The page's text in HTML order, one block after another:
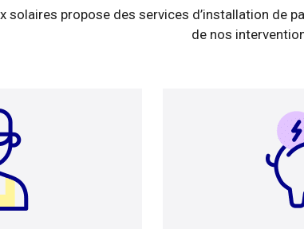
solaires propose des services d’installation
de nos